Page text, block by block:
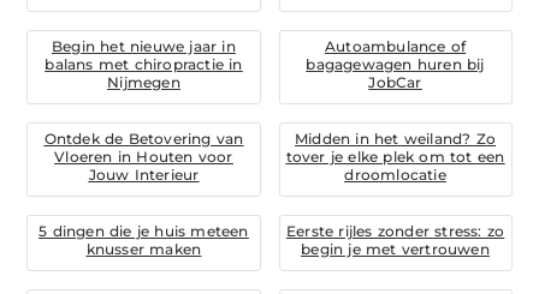
Begin het nieuwe jaar in
balans met chiropractie in
Nijmegen
Autoambulance of
bagagewagen huren bij
JobCar
Ontdek de Betovering van
Vloeren in Houten voor
Jouw Interieur
Midden in het weiland? Zo
tover je elke plek om tot een
droomlocatie
5 dingen die je huis meteen
knusser maken
Eerste rijles zonder stress: zo
begin je met vertrouwen